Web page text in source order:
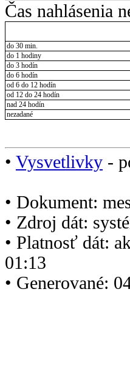
Čas nahlásenia
do 30 min.
do 1 hodiny
do 3 hodín
do 6 hodín
od 6 do 12 hodín
od 12 do 24 hodín
nad 24 hodín
nezadané
• Vysvetlivky -
• Dokument:
• Zdroj dát:
• Platnosť dát:
01:13
• Generované: